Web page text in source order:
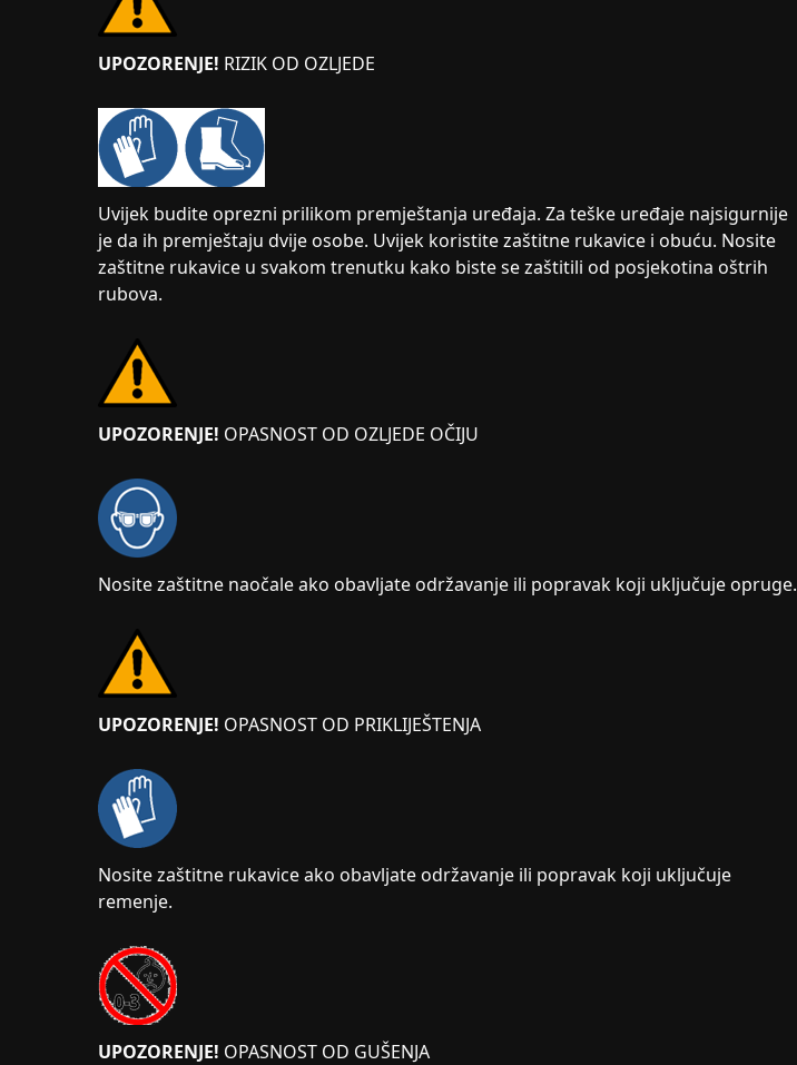
UPOZORENJE! RIZIK OD OZLJEDE
Uvijek budite oprezni prilikom premještanja uređaja. Za teške uređaje najsigurnije
je da ih premještaju dvije osobe. Uvijek koristite zaštitne rukavice i obuću. Nosite
zaštitne rukavice u svakom trenutku kako biste se zaštitili od posjekotina oštrih
rubova.
UPOZORENJE! OPASNOST OD OZLJEDE OČIJU
Nosite zaštitne naočale ako obavljate održavanje ili popravak koji uključuje opruge.
UPOZORENJE! OPASNOST OD PRIKLIJEŠTENJA
Nosite zaštitne rukavice ako obavljate održavanje ili popravak koji uključuje
remenje.
UPOZORENJE! OPASNOST OD GUŠENJA